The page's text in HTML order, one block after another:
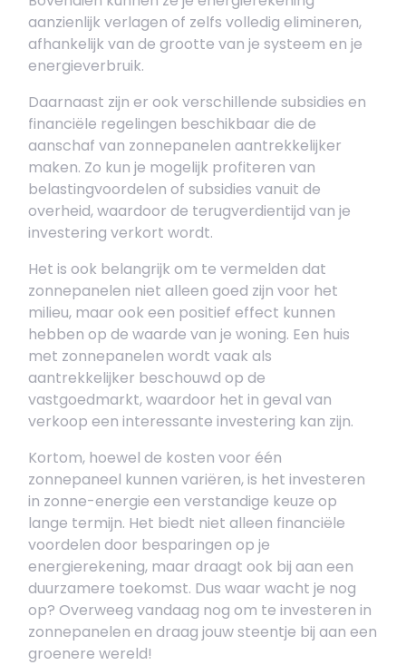
aanzienlijk verlagen of zelfs volledig elimineren,
afhankelijk van de grootte van je systeem en je
energieverbruik.
Daarnaast zijn er ook verschillende subsidies en
financiële regelingen beschikbaar die de
aanschaf van zonnepanelen aantrekkelijker
maken. Zo kun je mogelijk profiteren van
belastingvoordelen of subsidies vanuit de
overheid, waardoor de terugverdientijd van je
investering verkort wordt.
Het is ook belangrijk om te vermelden dat
zonnepanelen niet alleen goed zijn voor het
milieu, maar ook een positief effect kunnen
hebben op de waarde van je woning. Een huis
met zonnepanelen wordt vaak als
aantrekkelijker beschouwd op de
vastgoedmarkt, waardoor het in geval van
verkoop een interessante investering kan zijn.
Kortom, hoewel de kosten voor één
zonnepaneel kunnen variëren, is het investeren
in zonne-energie een verstandige keuze op
lange termijn. Het biedt niet alleen financiële
voordelen door besparingen op je
energierekening, maar draagt ook bij aan een
duurzamere toekomst. Dus waar wacht je nog
op? Overweeg vandaag nog om te investeren in
zonnepanelen en draag jouw steentje bij aan een
groenere wereld!